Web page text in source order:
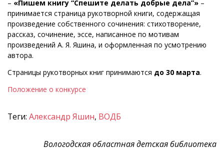
– «Пишем книгу “Спешите делать добрые дела”» –
принимается страница рукотворной книги, содержащая
произведение собственного сочинения: стихотворение,
рассказ, сочинение, эссе, написанное по мотивам
произведений А. Я. Яшина, и оформленная по усмотрению
автора.
Страницы рукотворных книг принимаются до 30 марта.
Положение о конкурсе
Теги: Александр Яшин, ВОДБ
Вологодская областная детская библиотека